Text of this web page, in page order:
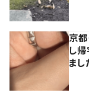
京
し
まし